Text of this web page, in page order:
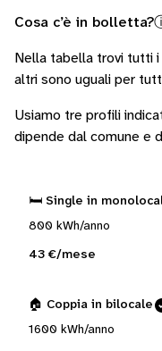
Cosa c’è in bolletta?
Nella tabella trovi tutti
altri sono uguali per
Usiamo tre profili
dipende dal comune e
🛏️ Single in
800 kWh/anno
43 €/mese
🏠 Coppia in bilocale
1600 kWh/anno